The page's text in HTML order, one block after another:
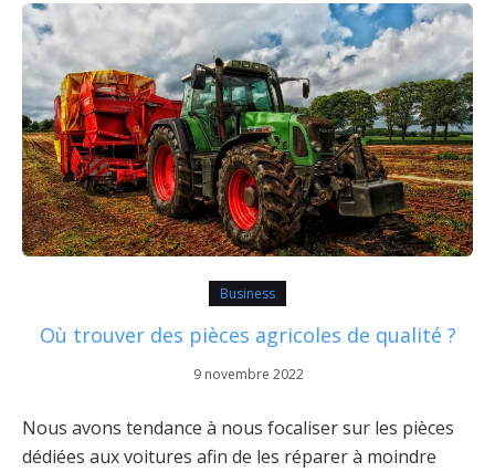
Business
Où trouver des pièces agricoles de qualité ?
9 novembre 2022
Nous avons tendance à nous focaliser sur les pièces
dédiées aux voitures afin de les réparer à moindre